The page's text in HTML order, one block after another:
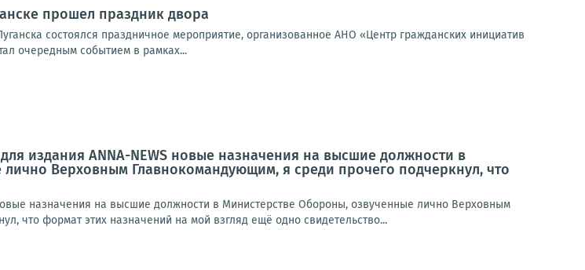
прошел праздник двора
состоялся праздничное мероприятие, организованное АНО «Центр гражданских инициатив
очередным событием в рамках...
издания ANNA-NEWS новые назначения на высшие должности в
Верховным Главнокомандующим, я среди прочего подчеркнул, что
назначения на высшие должности в Министерстве Обороны, озвученные лично Верховным
что формат этих назначений на мой взгляд ещё одно свидетельство...